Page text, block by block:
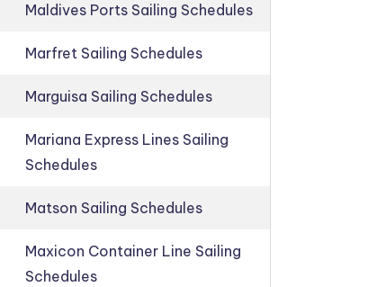
Maldives Ports Sailing Schedules
Marfret Sailing Schedules
Marguisa Sailing Schedules
Mariana Express Lines Sailing
Schedules
Matson Sailing Schedules
Maxicon Container Line Sailing
Schedules